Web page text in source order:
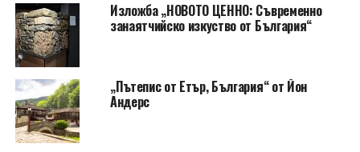
Изложба „НОВОТО ЦЕННО: Съвременно
занаятчийско изкуство от България“
„Пътепис от Етър, България“ от Йон
Андерс